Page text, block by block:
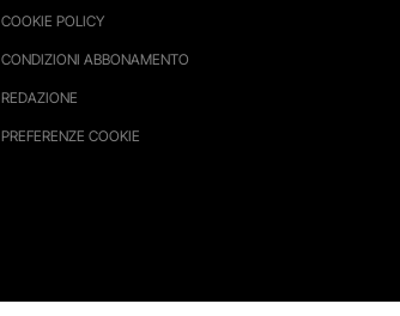
COOKIE POLICY
CONDIZIONI ABBONAMENTO
REDAZIONE
PREFERENZE COOKIE